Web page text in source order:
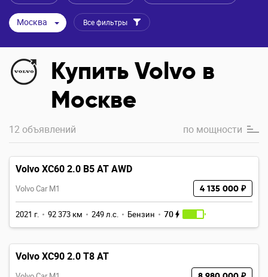
Москва Все фильтры
Купить Volvo в
Москве
12 объявлений по мощности
Volvo XC60 2.0 B5 AT AWD
Volvo Car M1 4 135 000 ₽
2021 г. 92 373 км 249 л.с. Бензин 70
Volvo XC90 2.0 T8 AT